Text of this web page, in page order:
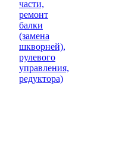
части,
ремонт
балки
(замена
шкворней),
рулевого
управления,
редуктора)